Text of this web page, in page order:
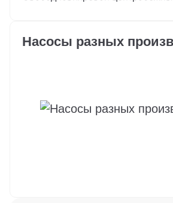
Насосы разных